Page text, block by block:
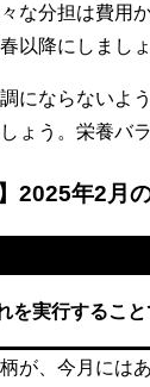
な分担は費用
以降にしましょ
にならないよ
ょう。栄養バ
2025年2月
を実行するこ
が、今月には